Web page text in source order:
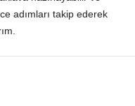
adımları takip ederek